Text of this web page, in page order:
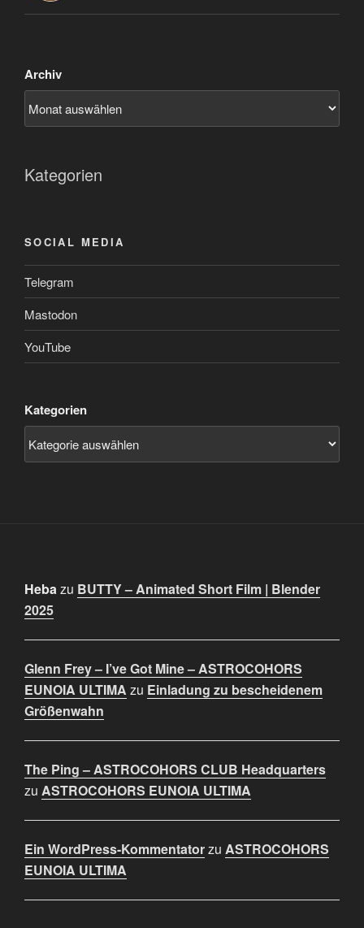
Archiv
Kategorien
SOCIAL MEDIA
Telegram
Mastodon
YouTube
Kategorien
Hebazu BUTTY – Animated Short Film | Blender
2025
Glenn Frey – I’ve Got Mine – ASTROCOHORS
EUNOIA ULTIMA zu Einladung zu bescheidenem
Größenwahn
The Ping – ASTROCOHORS CLUB Headquarters
zu ASTROCOHORS EUNOIA ULTIMA
Ein WordPress-Kommentatorzu ASTROCOHORS
EUNOIA ULTIMA